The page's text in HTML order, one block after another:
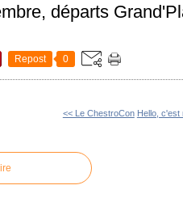
départs
Repost 0
<< Le ChestroCon Hello, c'est